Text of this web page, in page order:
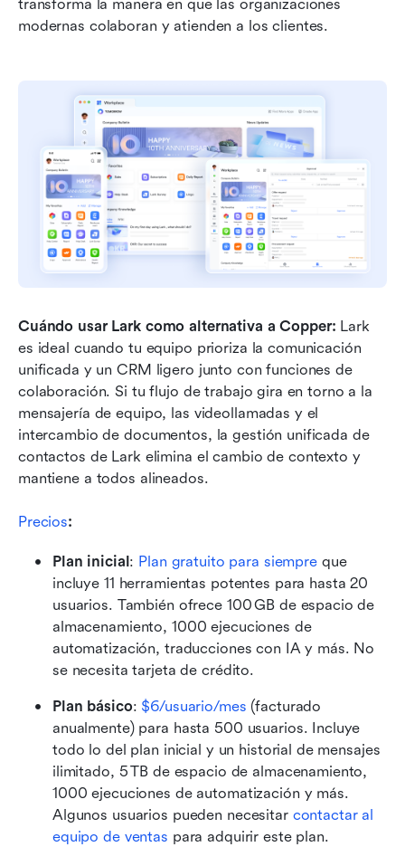
transforma la manera en que las organizaciones
modernas colaboran y atienden a los clientes.
Cuándo usar Lark como alternativa a Copper: Lark
es ideal cuando tu equipo prioriza la comunicación
unificada y un CRM ligero junto con funciones de
colaboración. Si tu flujo de trabajo gira en torno a la
mensajería de equipo, las videollamadas y el
intercambio de documentos, la gestión unificada de
contactos de Lark elimina el cambio de contexto y
mantiene a todos alineados.
Precios:
Plan inicial: Plan gratuito para siempre que
incluye 11 herramientas potentes para hasta 20
usuarios. También ofrece 100 GB de espacio de
almacenamiento, 1000 ejecuciones de
automatización, traducciones con IA y más. No
se necesita tarjeta de crédito.
Plan básico: $6/usuario/mes (facturado
anualmente) para hasta 500 usuarios. Incluye
todo lo del plan inicial y un historial de mensajes
ilimitado, 5 TB de espacio de almacenamiento,
1000 ejecuciones de automatización y más.
Algunos usuarios pueden necesitar contactar al
equipo de ventas para adquirir este plan.